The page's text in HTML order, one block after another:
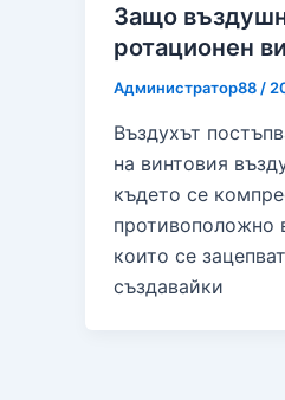
Защо
ротационен
Администратор88 /
Въздухът
на винтовия
където се
противоположно
които се
създавайки